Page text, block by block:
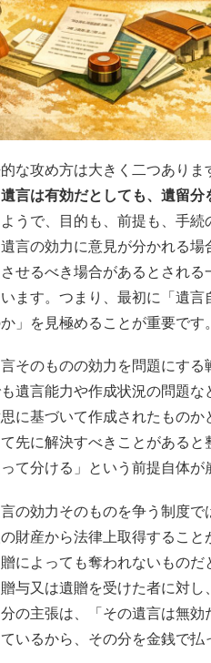
な攻め方は大きく二つありま
遺言は有効だとしても、遺留
うで、目的も、前提も、手
言の効力に意見が分かれる
せるべき場合があるとされ
ます。つまり、最初に「遺
」を見極めることが重要です。
そのものの効力を問題にす
遺言能力や作成状況の問題
に基づいて作成されたもの
先に解決すべきことがある
て分ける」という前提自体が
の効力そのものを争う制度
財産から法律上取得すること
によっても奪われないもの
与又は遺贈を受けた者に対し
の主張は、「その遺言は無
いるから、その分を金銭で払